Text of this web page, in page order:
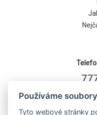
Používáme
Tyto webové stránky